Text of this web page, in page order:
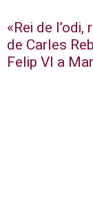
«Rei de
de Carles
Felip VI a